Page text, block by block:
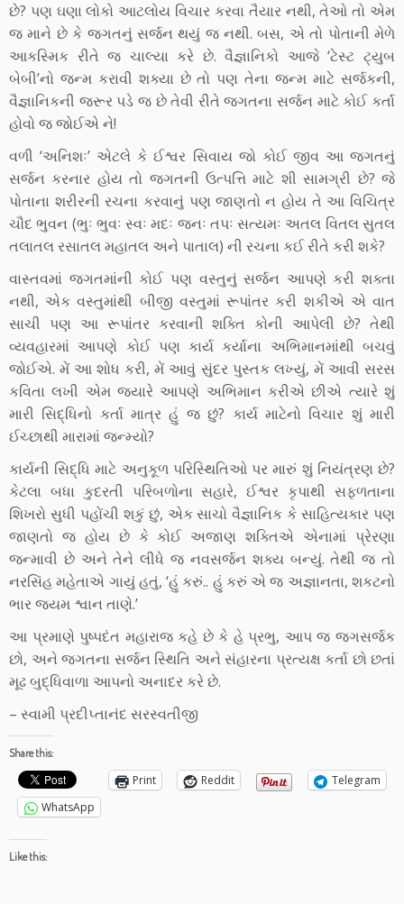
છે? પણ ઘણા લોકો આટલોય વિચાર કરવા તૈયાર નથી, તેઓ તો એમ
જ માને છે કે જગતનું સર્જન થયું જ નથી. બસ, એ તો પોતાની મેળે
આકસ્મિક રીતે જ ચાલ્યા કરે છે. વૈજ્ઞાનિકો આજે ‘ટેસ્ટ ટ્યુબ
બેબી’નો જન્મ કરાવી શક્યા છે તો પણ તેના જન્મ માટે સર્જકની,
વૈજ્ઞાનિકની જરૂર પડે જ છે તેવી રીતે જગતના સર્જન માટે કોઈ કર્તા
હોવો જ જોઈએ ને!
વળી ‘અનિશઃ’ એટલે કે ઈશ્વર સિવાય જો કોઈ જીવ આ જગતનું
સર્જન કરનાર હોય તો જગતની ઉત્પત્તિ માટે શી સામગ્રી છે? જે
પોતાના શરીરની રચના કરવાનું પણ જાણતો ન હોય તે આ વિચિત્ર
ચૌદ ભુવન (ભુઃ ભુવઃ સ્વઃ મદઃ જનઃ તપઃ સત્યમઃ અતલ વિતલ સુતલ
તલાતલ રસાતલ મહાતલ અને પાતાલ) ની રચના કઈ રીતે કરી શકે?
વાસ્તવમાં જગતમાંની કોઈ પણ વસ્તુનું સર્જન આપણે કરી શક્તા
નથી, એક વસ્તુમાંથી બીજી વસ્તુમાં રૂપાંતર કરી શકીએ એ વાત
સાચી પણ આ રૂપાંતર કરવાની શક્તિ કોની આપેલી છે? તેથી
વ્યવહારમાં આપણે કોઈ પણ કાર્ય કર્યાના અભિમાનમાંથી બચવું
જોઈએ. મેં આ શોધ કરી, મેં આવું સુંદર પુસ્તક લખ્યું, મેં આવી સરસ
કવિતા લખી એમ જ્યારે આપણે અભિમાન કરીએ છીએ ત્યારે શું
મારી સિદ્ધિનો કર્તા માત્ર હું જ છું? કાર્ય માટેનો વિચાર શું મારી
ઈચ્છાથી મારામાં જન્મ્યો?
કાર્યની સિદ્ધિ માટે અનુકૂળ પરિસ્થિતિઓ પર મારું શું નિયંત્રણ છે?
કેટલા બધા કુદરતી પરિબળોના સહારે, ઈશ્વર કૃપાથી સફળતાના
શિખરો સુધી પહોંચી શકું છું, એક સાચો વૈજ્ઞાનિક કે સાહિત્યકાર પણ
જાણતો જ હોય છે કે કોઈ અજાણ શક્તિએ એનામાં પ્રેરણા
જન્માવી છે અને તેને લીધે જ નવસર્જન શક્ય બન્યું. તેથી જ તો
નરસિંહ મહેતાએ ગાયું હતું, ‘હું કરું.. હું કરું એ જ અજ્ઞાનતા, શકટનો
ભાર જ્યમ શ્વાન તાણે.’
આ પ્રમાણે પુષ્પદંત મહારાજ કહે છે કે હે પ્રભુ, આપ જ જગસર્જક
છો, અને જગતના સર્જન સ્થિતિ અને સંહારના પ્રત્યક્ષ કર્તા છો છતાં
મૂઢ બુદ્ધિવાળા આપનો અનાદર કરે છે.
– સ્વામી પ્રદીપ્તાનંદ સરસ્વતીજી
Share this:
Print Reddit
Telegram
WhatsApp
Like this: